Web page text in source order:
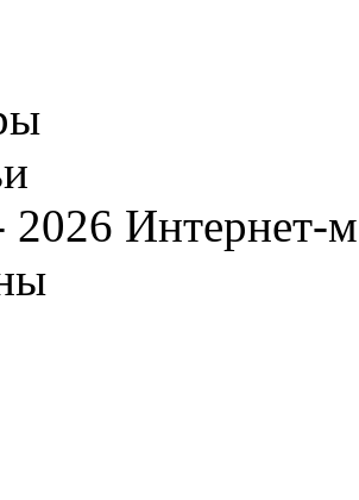
Интернет-